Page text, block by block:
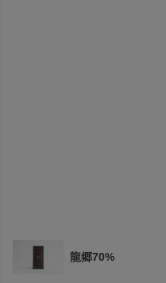
龍郷70%